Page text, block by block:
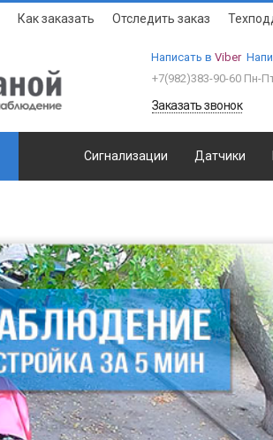
Как заказать Отследить заказ
Написать в Viber
+7(982)383-90-60 Пн-
Заказать звонок
Сигнализации Датчики